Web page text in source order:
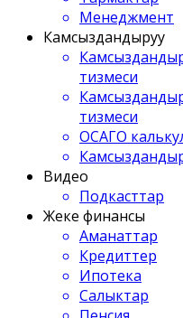
Менеджмент
Камсыздандыруу
тизмеси
тизмеси
ОСАГО
Видео
Подкасттар
Жеке финансы
Аманаттар
Кредиттер
Ипотека
Салыктар